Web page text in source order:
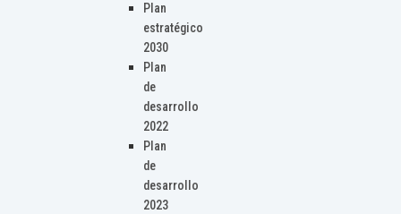
Plan
estratégico
2030
Plan
de
desarrollo
2022
Plan
de
desarrollo
2023